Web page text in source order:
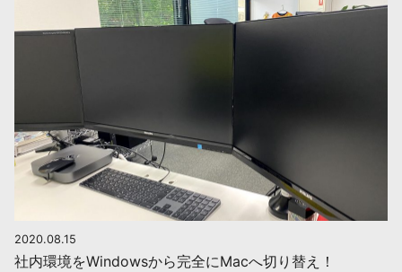
2020.08.15
社内環境をWindowsから完全にMacへ切り替え！